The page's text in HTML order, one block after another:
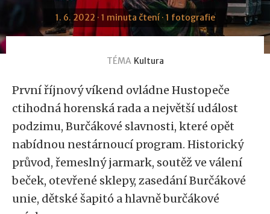
1. 6. 2022 · 1 minuta čtení · 1 fotografie
TÉMA Kultura
První říjnový víkend ovládne Hustopeče
ctihodná horenská rada a největší událost
podzimu, Burčákové slavnosti, které opět
nabídnou nestárnoucí program. Historický
průvod, řemeslný jarmark, soutěž ve válení
beček, otevřené sklepy, zasedání Burčákové
unie, dětské šapitó a hlavně burčákové